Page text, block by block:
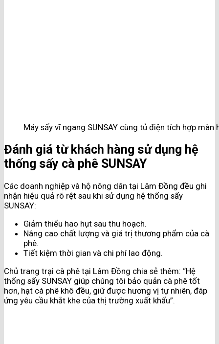
Máy sấy vĩ ngang SUNSAY cùng tủ điện tích hợp màn
Đánh giá từ khách hàng sử dụng hệ
thống sấy cà phê SUNSAY
Các doanh nghiệp và hộ nông dân tại Lâm Đồng đều ghi
nhận hiệu quả rõ rệt sau khi sử dụng hệ thống sấy
SUNSAY:
Giảm thiểu hao hụt sau thu hoạch.
Nâng cao chất lượng và giá trị thương phẩm của cà
phê.
Tiết kiệm thời gian và chi phí lao động.
Chủ trang trại cà phê tại Lâm Đồng chia sẻ thêm: “Hệ
thống sấy SUNSAY giúp chúng tôi bảo quản cà phê tốt
hơn, hạt cà phê khô đều, giữ được hương vị tự nhiên, đáp
ứng yêu cầu khắt khe của thị trường xuất khẩu”​.